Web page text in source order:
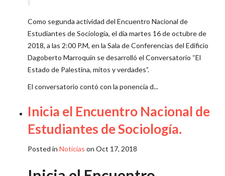
Como segunda actividad del Encuentro Nacional de
Estudiantes de Sociología, el día martes 16 de octubre de
2018, a las 2:00 P.M, en la Sala de Conferencias del Edificio
Dagoberto Marroquín se desarrolló el Conversatorio “El
Estado de Palestina, mitos y verdades”.
El conversatorio contó con la ponencia d...
Inicia el Encuentro Nacional de
Estudiantes de Sociología.
Posted in Noticias on Oct 17, 2018